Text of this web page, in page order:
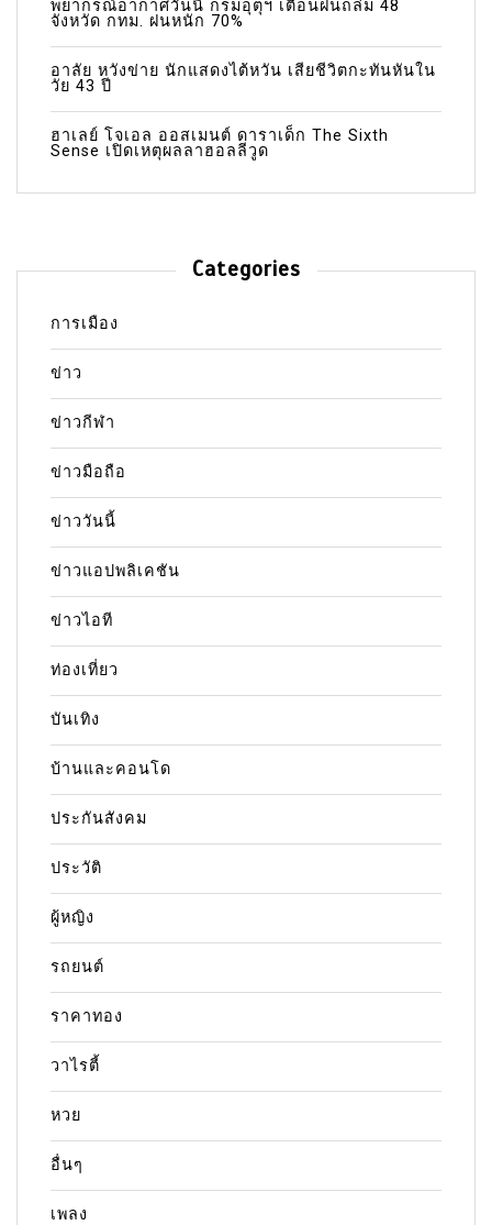
พยากรณ์อากาศวันนี้ กรมอุตุฯ เตือนฝนถล่ม 48
จังหวัด กทม. ฝนหนัก 70%
อาลัย หวังข่าย นักแสดงไต้หวัน เสียชีวิตกะทันหันใน
วัย 43 ปี
ฮาเลย์ โจเอล ออสเมนต์ ดาราเด็ก The Sixth
Sense เปิดเหตุผลลาฮอลลีวูด
Categories
การเมือง
ข่าว
ข่าวกีฬา
ข่าวมือถือ
ข่าววันนี้
ข่าวแอปพลิเคชัน
ข่าวไอที
ท่องเที่ยว
บันเทิง
บ้านและคอนโด
ประกันสังคม
ประวัติ
ผู้หญิง
รถยนต์
ราคาทอง
วาไรตี้
หวย
อื่นๆ
เพลง